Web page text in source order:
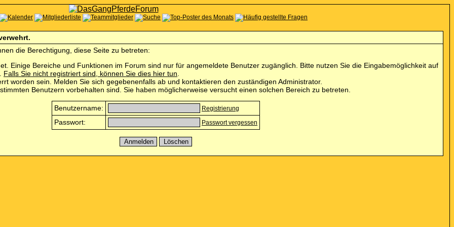
die Berechtigung, diese Seite zu betreten:
Einige Bereiche und Funktionen im Forum sind nur für angemeldete Benutzer zugänglich. Bitte nutzen Sie die Eingabemöglichkeit auf
Falls Sie nicht registriert sind, können Sie dies hier tun
worden sein. Melden Sie sich gegebenenfalls ab und kontaktieren den zuständigen Administrator.
Benutzern vorbehalten sind. Sie haben möglicherweise versucht einen solchen Bereich zu betreten.
Benutzername: Registrierung
Passwort: Passwort vergessen